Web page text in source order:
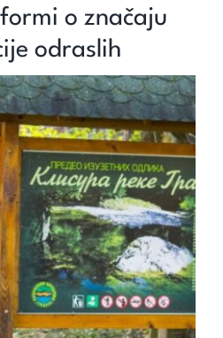
o značaju
odraslih